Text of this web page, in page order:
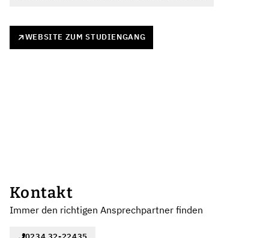
WEBSITE ZUM STUDIENGANG
Kontakt
Immer den richtigen Ansprechpartner finden